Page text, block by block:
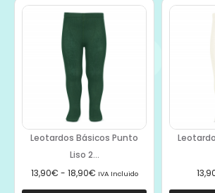
Leotardos Básicos Punto
Liso 2...
13,90€ - 18,90€ IVA Incluido